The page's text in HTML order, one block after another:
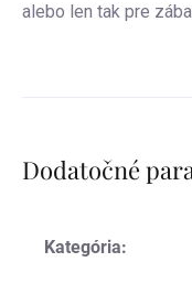
alebo len tak pre
Dodatočné
Kategória: